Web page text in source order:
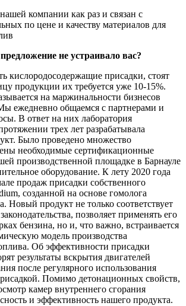
компании как раз и связан с
по цене и качеству материалов для
не устраивало вас?
кислородосодержащие присадки, стоят
продукции их требуется уже 10-15%.
на маржинальности бизнесов
ежедневно общаемся с партнерами и
В ответ на них лаборатория
трех лет разрабатывала
Было проведено множество
необходимые сертификационные
производственной площадке в Барнауле
оборудование. К лету 2020 года
продаж присадки собственного
созданной на основе гомолога
Новый продукт не только соответствует
позволяет применять его
бензина, но и, что важно, встраивается
модель производства
Об эффективности присадки
результаты вскрытия двигателей
после регулярного использования
Помимо детонационных свойств,
камер внутреннего сгорания
и эффективность нашего продукта.